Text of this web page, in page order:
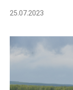
25.07.2023